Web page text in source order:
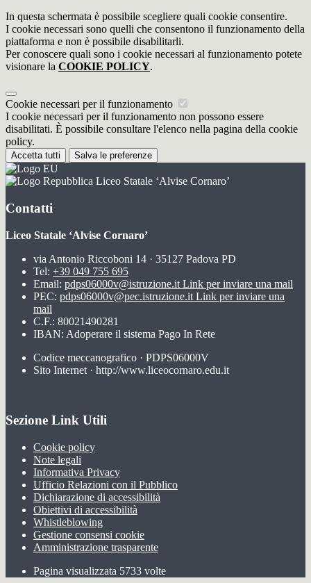
In questa schermata è possibile scegliere quali cookie consentire.
I cookie necessari sono quelli che consentono il funzionamento della
piattaforma e non è possibile disabilitarli.
Per conoscere quali sono i cookie necessari al funzionamento potete
visionare la COOKIE POLICY.
Cookie necessari per il funzionamento
I cookie necessari per il funzionamento non possono essere
disabilitati. È possibile consultare l'elenco nella pagina della cookie
policy.
Accetta tutti Salva le preferenze
Liceo Statale ‘Alvise Cornaro’
Contatti
Liceo Statale ‘Alvise Cornaro’
via Antonio Riccoboni 14 · 35127 Padova PD
Tel: +39 049 755 695
Email: pdps06000v@istruzione.it Link per inviare una mail
PEC: pdps06000v@pec.istruzione.it Link per inviare una
mail
C.F.: 80021490281
IBAN: Adoperare il sistema Pago In Rete
Codice meccanografico · PDPS06000V
Sito Internet · http://www.liceocornaro.edu.it
Sezione Link Utili
Cookie policy
Note legali
Informativa Privacy
Ufficio Relazioni con il Pubblico
Dichiarazione di accessibilità
Obiettivi di accessibilità
Whistleblowing
Gestione consensi cookie
Amministrazione trasparente
Pagina visualizzata 5733 volte